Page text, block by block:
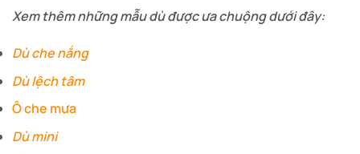
Xem thêm những mẫu dù được ưa chuộng dưới đây:
Dù che nắng
Dù lệch tâm
Ô che mưa
Dù mini